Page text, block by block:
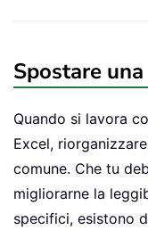
Spostare
Quando si lavora
Excel,
comune. Che tu
migliorarne la
specifici, esistono